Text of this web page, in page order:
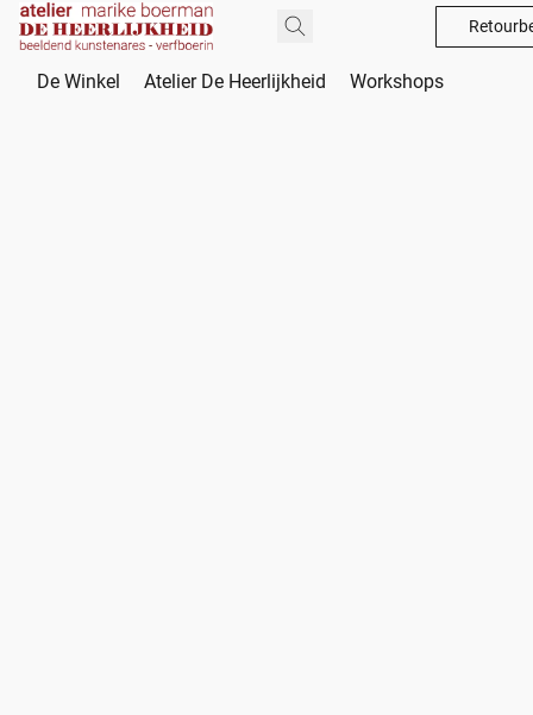
De Winkel Atelier De Heerlijkheid Workshops